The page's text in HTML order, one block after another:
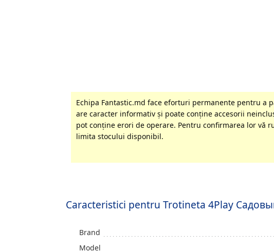
Echipa Fantastic.md face eforturi permanente pentru a
are caracter informativ şi poate conţine accesorii
pot conţine erori de operare. Pentru confirmarea lor vă
limita stocului disponibil.
Caracteristici pentru Trotineta 4Play
Brand
Model